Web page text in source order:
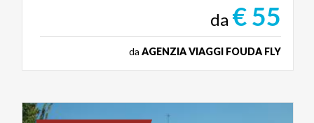
da € 55
da AGENZIA VIAGGI FOUDA FLY